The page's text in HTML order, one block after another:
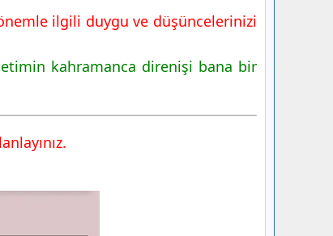
ilgili duygu ve düşüncelerinizi
kahramanca direnişi bana bir